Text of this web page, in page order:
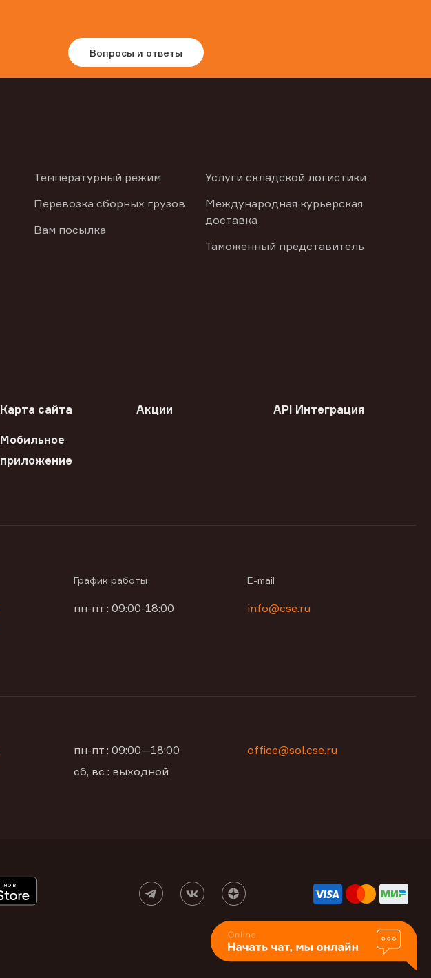
Вопросы и ответы
Температурный режим
Перевозка сборных грузов
Вам посылка
Услуги складской логистики
Международная курьерская
доставка
Таможенный представитель
Карта сайта Акции API Интеграция
Мобильное
приложение
График работы
пн-пт : 09:00-18:00
E-mail
info@cse.ru
пн-пт : 09:00—18:00
сб, вс : выходной
office@sol.cse.ru